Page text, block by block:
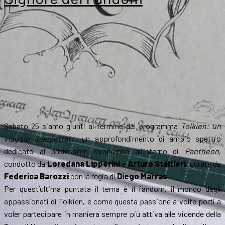
Day
Formello
Sabato 25 siamo giunti al termine del programma Tolkien: un
viaggio inaspettato, un approfondimento di ampio spettro
dedicato al professore oxoniense all’interno di Pantheon,
condotto daLoredana LipperinieArturo Stàltieri, curate da
Federica Barozzicon la regia diDiego Marras.
Per quest’ultima puntata il tema è il fandom, il mondo degli
appassionati di Tolkien, e come questa passione a volte porti a
voler partecipare in maniera sempre più attiva alle vicende della